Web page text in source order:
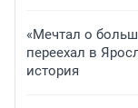
«Мечтал о
переехал в
история